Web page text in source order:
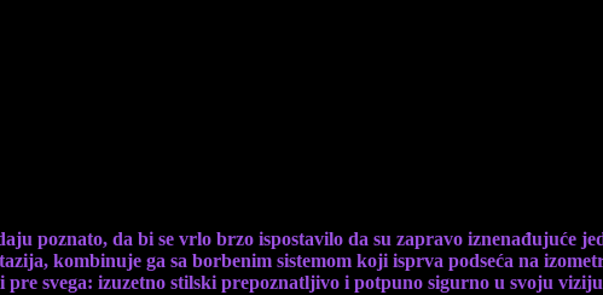
poznato, da bi se vrlo brzo ispostavilo da su zapravo iznenađujuće
kombinuje ga sa borbenim sistemom koji isprva podseća na
svega: izuzetno stilski prepoznatljivo i potpuno sigurno u svoju